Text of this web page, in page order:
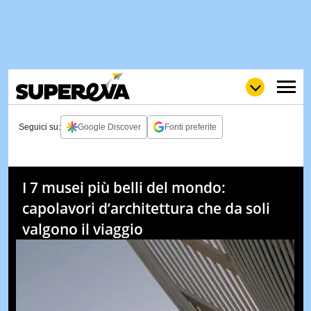
WOW
POP
NEWS
& TV
QUIZ
Seguici su: Google Discover Fonti preferite
I 7 musei più belli del mondo:
capolavori d’architettura che da soli
valgono il viaggio